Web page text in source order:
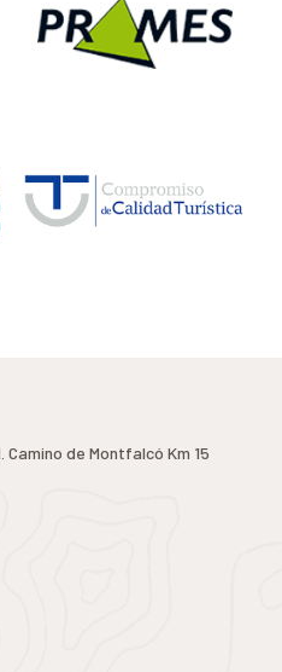
de Montfalcó Km 15